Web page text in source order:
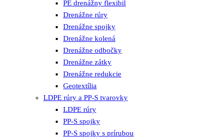
PE drenážny flexibil
Drenážne rúry
Drenážne spojky
Drenážne kolená
Drenážne odbočky
Drenážne zátky
Drenážne redukcie
Geotextília
LDPE rúry a PP-S tvarovky
LDPE rúry
PP-S spojky
PP-S spojky s prírubou